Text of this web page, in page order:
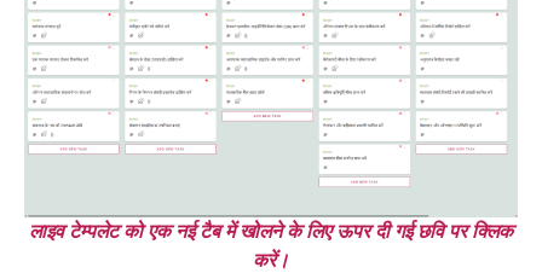
लाइव टेम्पलेट को एक नई टैब में खोलने के लिए ऊपर दी गई छवि पर क्लिक
करें।